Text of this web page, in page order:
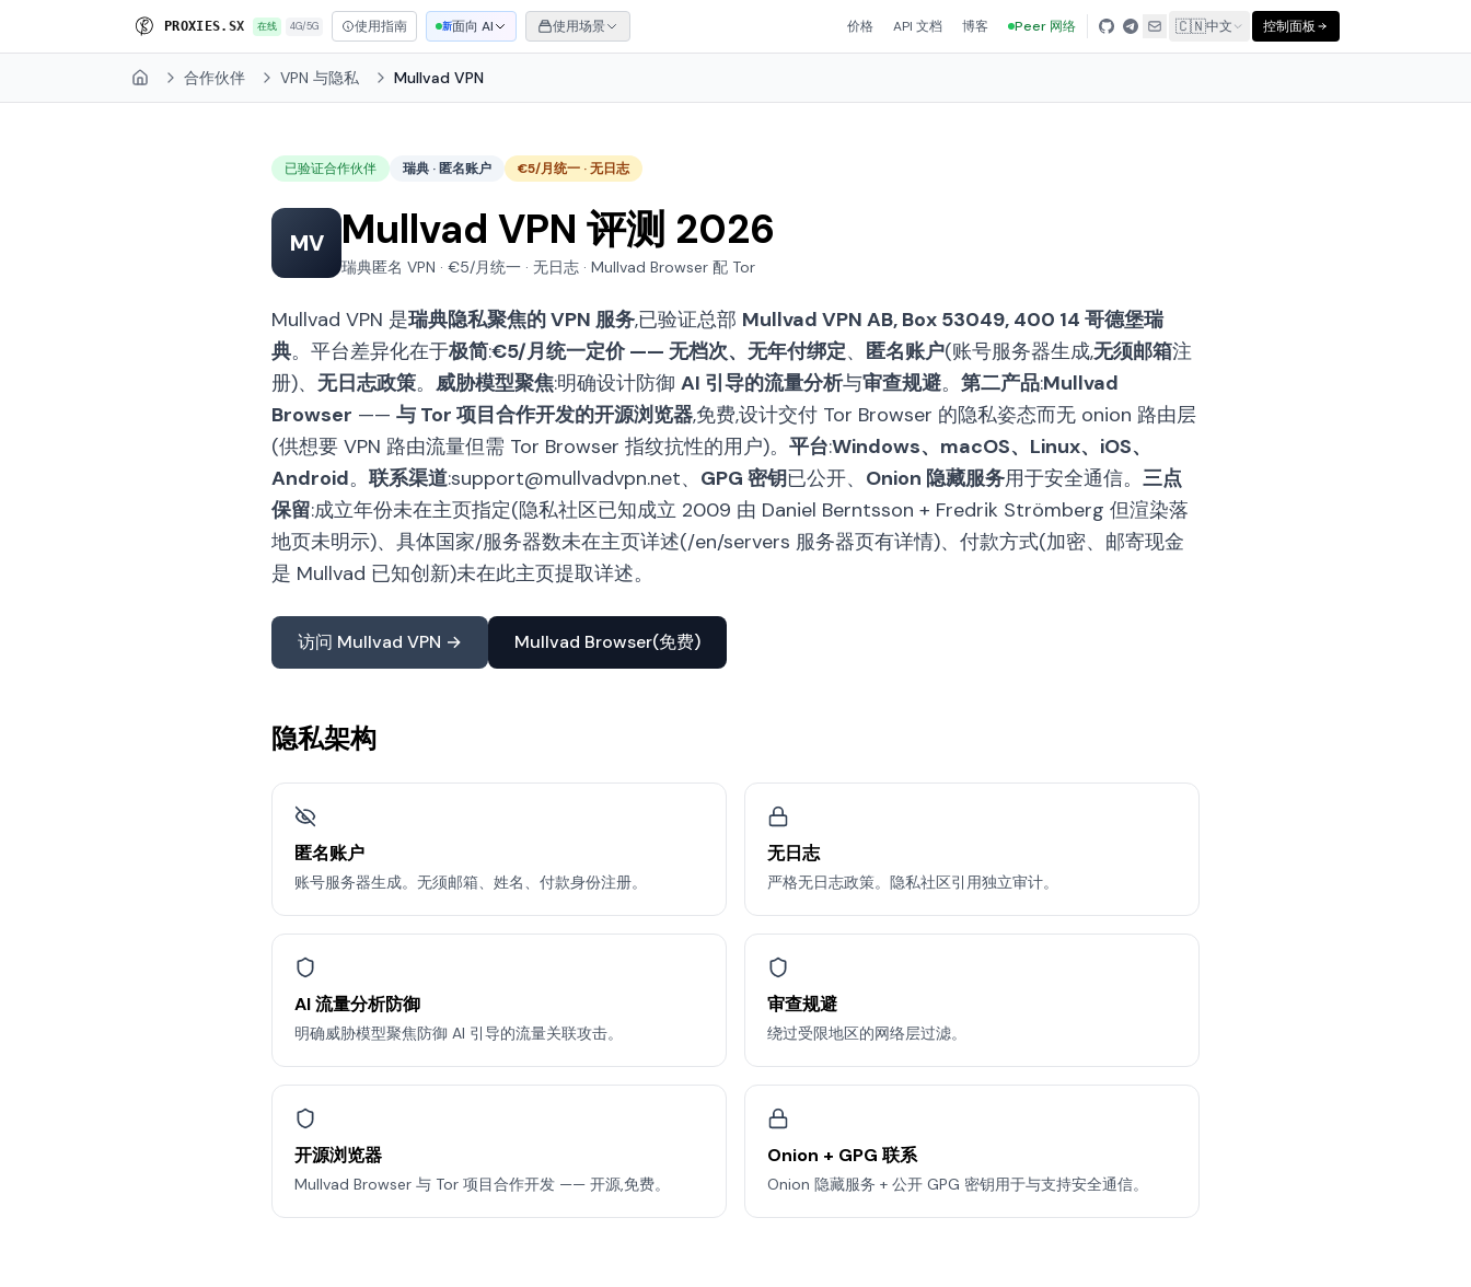
PROXI ES. SX 在线 4G/5G 使用指南 新面向 AI 使用场景 价格 API 文档 博客 Peer 网络 🇨🇳中文 控制面板
Home 合作伙伴 VPN 与隐私 Mullvad VPN
已验证合作伙伴 瑞典 · 匿名账户 €5/月统一 · 无日志
MV Mullvad VPN 评测 2026
瑞典匿名 VPN · €5/月统一 · 无日志 · Mullvad Browser 配 Tor
Mullvad VPN 是瑞典隐私聚焦的 VPN 服务,已验证总部 Mullvad VPN AB, Box 53049, 400 14 哥德堡瑞
典。平台差异化在于极简:€5/月统一定价 —— 无档次、无年付绑定、 匿名账户(账号服务器生成,无须邮箱注
册)、 无日志政策。 威胁模型聚焦:明确设计防御 AI 引导的流量分析与审查规避。 第二产品:Mullvad
Browser —— 与 Tor 项目合作开发的开源浏览器,免费,设计交付 Tor Browser 的隐私姿态而无 onion 路由层
(供想要 VPN 路由流量但需 Tor Browser 指纹抗性的用户)。 平台:Windows、macOS、Linux、iOS、
Android。 联系渠道:support@mullvadvpn.net、 GPG 密钥已公开、 Onion 隐藏服务用于安全通信。 三点
保留:成立年份未在主页指定(隐私社区已知成立 2009 由 Daniel Berntsson + Fredrik Strömberg 但渲染落
地页未明示)、具体国家/服务器数未在主页详述(/en/servers 服务器页有详情)、付款方式(加密、邮寄现金
是 Mullvad 已知创新)未在此主页提取详述。
访问 Mullvad VPN → Mullvad Browser(免费)
隐私架构
匿名账户
账号服务器生成。无须邮箱、姓名、付款身份注册。
无日志
严格无日志政策。隐私社区引用独立审计。
AI 流量分析防御
明确威胁模型聚焦防御 AI 引导的流量关联攻击。
审查规避
绕过受限地区的网络层过滤。
开源浏览器
Mullvad Browser 与 Tor 项目合作开发 —— 开源,免费。
Onion + GPG 联系
Onion 隐藏服务 + 公开 GPG 密钥用于与支持安全通信。